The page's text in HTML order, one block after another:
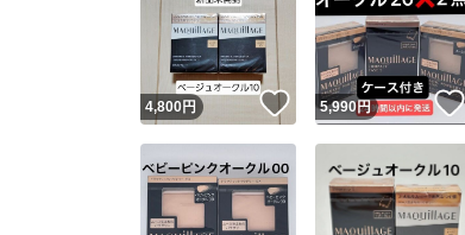
4,800円 いいね！
5,990円